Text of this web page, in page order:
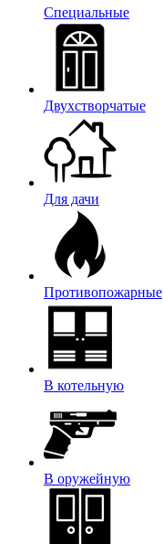
Специальные
Двухстворчатые
Для дачи
Противопожарные
В котельную
В оружейную